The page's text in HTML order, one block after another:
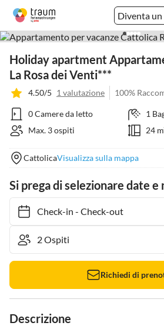
Diventa
Holiday apartment
La Rosa dei Venti***
4.50/5 1 valutazione 100%
0 Camere da letto
1
Max. 3 ospiti
24
CattolicaVisualizza sulla mappa
Si prega di selezionare date
Check-in- Check-out
Richiedi di
Descrizione